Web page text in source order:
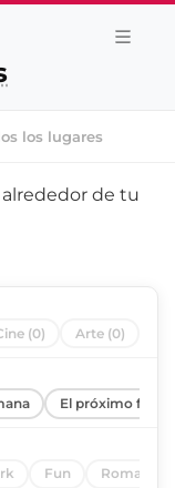
los lugares
de tu
(0) Arte (0)
El próximo fin
Fun Romantic